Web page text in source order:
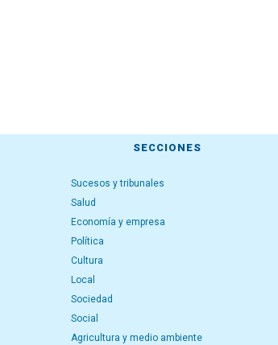
SECCIONES
Sucesos y tribunales
Salud
Economía y empresa
Política
Cultura
Local
Sociedad
Social
Agricultura y medio ambiente